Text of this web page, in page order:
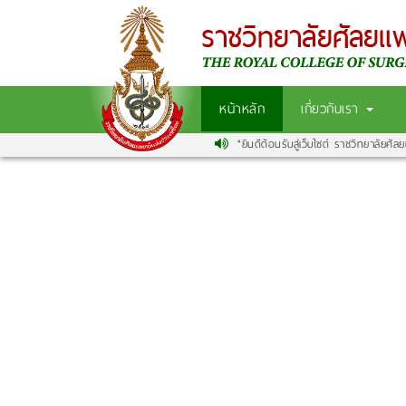
หน้าหลัก เกี่ยวกับเรา
"ยินดีต้อนรับสู่เว็บไซต์ ราชวิทยาลัยศัลย